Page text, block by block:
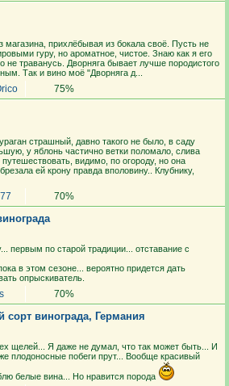
магазина, прихлёбывая из бокала своё. Пусть не
гуру, но ароматное, чистое. Знаю как я его
не траванусь. Дворняга бывает лучше породистого
Так и вино моё "Дворняга д...
75%
страшный, давно такого не было, в саду
у яблонь частично ветки поломало, слива
видимо, по огороду, но она
ей крону правда вполовину.. Клубнику,
70%
первым по старой традиции... отставание с
в этом сезоне... вероятно придется дать
опрыскиватель.
70%
сорт винограда, Германия
щелей... Я даже не думал, что так может быть... И
плодоносные побеги прут... Вообще красивый
белые вина... Но нравится порода